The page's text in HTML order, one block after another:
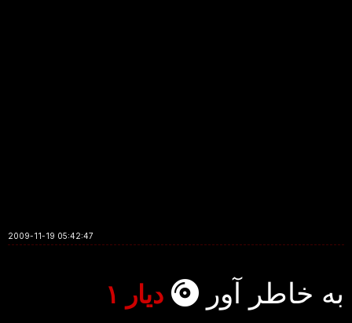
2009-11-19 05:42:47
به خاطر آور دیار ۱